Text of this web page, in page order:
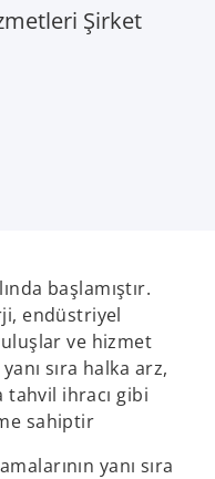
Şirket
başlamıştır.
endüstriyel
ve hizmet
sıra halka arz,
tahvil ihracı gibi
sahiptir
yanı sıra